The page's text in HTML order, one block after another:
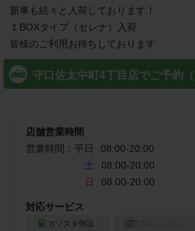
新車も続々と入荷しております！
１BOXタイプ（セレナ）入荷
皆様のご利用お待ちしております
守口佐太中町4丁目店でご予約（
店舗営業時間
営業時間： 平日 08:00-20:00
土
08:00-20:00
日
08:00-20:00
対応サービス
ガソスタ併設